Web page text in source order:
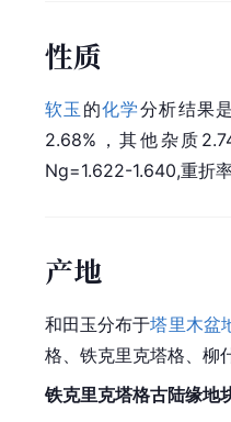
性质
软玉 的化学分析结果
2.68%，其他杂质
Ng=1.622-1.640,重折
产地
和田玉分布于塔里木盆
格、铁克里克塔格、柳
铁克里克塔格古陆缘地